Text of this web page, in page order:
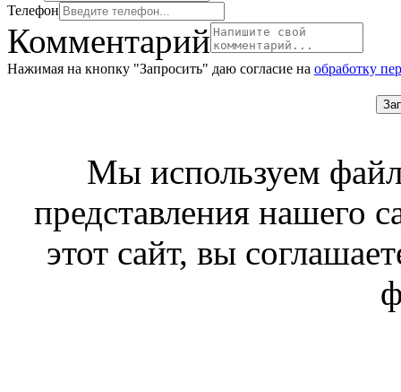
Телефон
Комментарий
Нажимая на кнопку "Запросить" даю согласие на обработку
Мы используем
представления нашего
этот сайт, вы